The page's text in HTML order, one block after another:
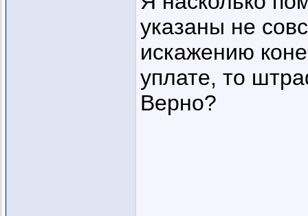
указаны не
искажению
уплате, то
Верно?